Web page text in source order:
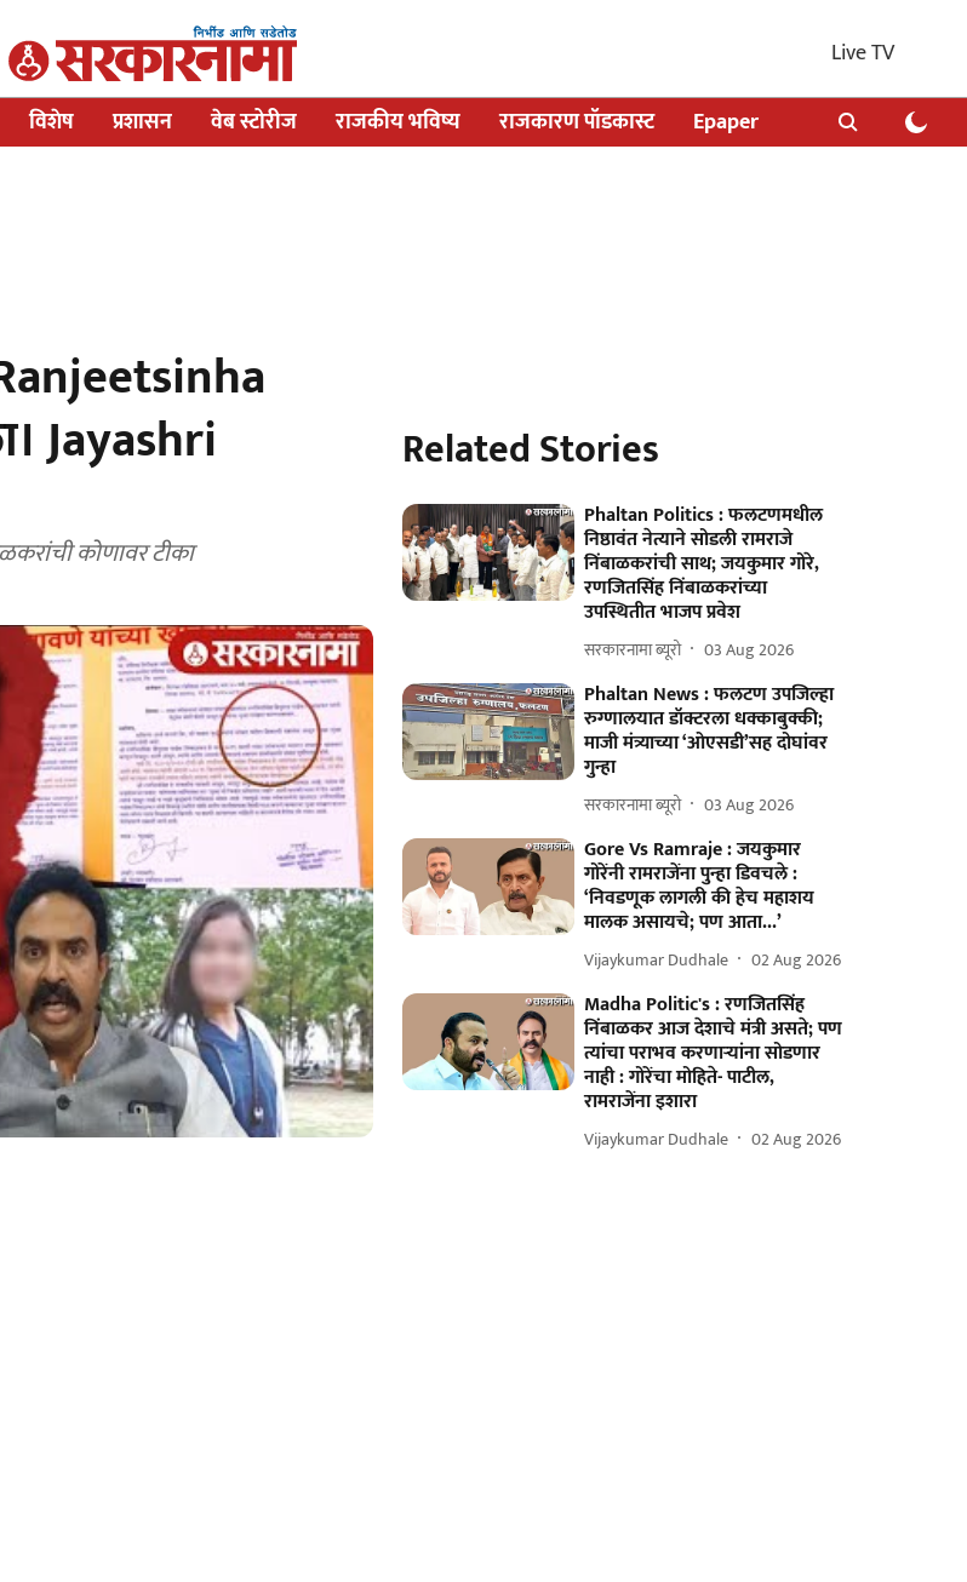
Live TV
विशेष प्रशासन वेब स्टोरीज राजकीय भविष्य राजकारण पॉडकास्ट Epaper
Jayashri
कोणावर टीका
Related Stories
Phaltan Politics : फलटणमधील
निष्ठावंत नेत्याने सोडली रामराजे
निंबाळकरांची साथ; जयकुमार गोरे,
रणजितसिंह निंबाळकरांच्या
उपस्थितीत भाजप प्रवेश
सरकारनामा ब्यूरो 03 Aug 2026
Phaltan News : फलटण उपजिल्हा
रुग्णालयात डॉक्टरला धक्काबुक्की;
माजी मंत्र्याच्या ‘ओएसडी’सह दोघांवर
गुन्हा
सरकारनामा ब्यूरो 03 Aug 2026
Gore Vs Ramraje : जयकुमार
गोरेंनी रामराजेंना पुन्हा डिवचले :
‘निवडणूक लागली की हेच महाशय
मालक असायचे; पण आता...’
Vijaykumar Dudhale 02 Aug 2026
Madha Politic's : रणजितसिंह
निंबाळकर आज देशाचे मंत्री असते; पण
त्यांचा पराभव करणाऱ्यांना सोडणार
नाही : गोरेंचा मोहिते- पाटील,
रामराजेंना इशारा
Vijaykumar Dudhale 02 Aug 2026